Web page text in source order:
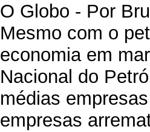
O Globo - Por
Mesmo com o
economia em
Nacional do
médias
empresas